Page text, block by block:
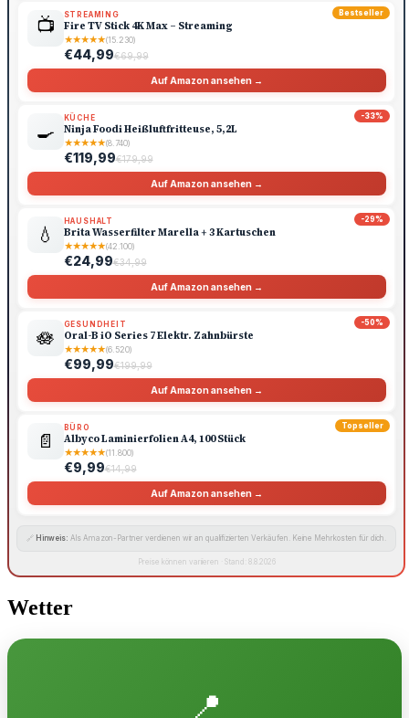
Bestseller
📺 STREAMING
Fire TV Stick 4K Max – Streaming
★★★★★(15.230)
€44,99€69,99
Auf Amazon ansehen →
-33%
🍳
KÜCHE
Ninja Foodi Heißluftfritteuse, 5,2L
★★★★★(8.740)
€119,99€179,99
Auf Amazon ansehen →
-29%
💧
HAUSHALT
Brita Wasserfilter Marella + 3 Kartuschen
★★★★★(42.100)
€24,99€34,99
Auf Amazon ansehen →
-50%
🪷
GESUNDHEIT
Oral-B iO Series 7 Elektr. Zahnbürste
★★★★★(6.520)
€99,99€199,99
Auf Amazon ansehen →
Topseller
📄
BÜRO
Albyco Laminierfolien A4, 100 Stück
★★★★★(11.800)
€9,99€14,99
Auf Amazon ansehen →
🔗 Hinweis: Als Amazon-Partner verdienen wir an qualifizierten Verkäufen. Keine Mehrkosten für dich.
Preise können variieren · Stand: 8.8.2026
Wetter
📍